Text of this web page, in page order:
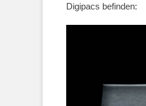
Digipacs befinden: